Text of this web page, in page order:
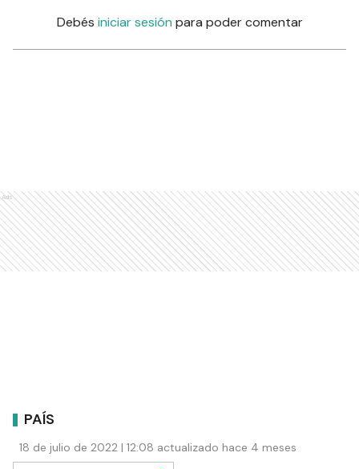
Debés iniciar sesión para poder comentar
Ads
PAÍS
18 de julio de 2022 | 12:08 actualizado hace 4 meses